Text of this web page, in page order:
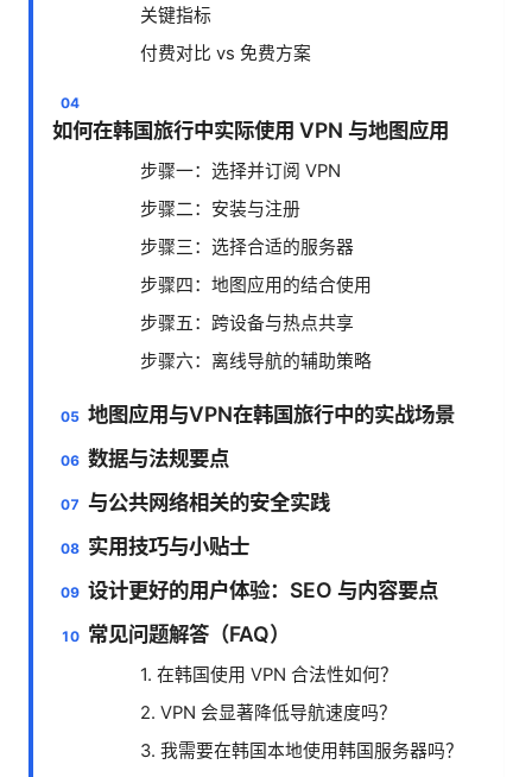
关键指标
付费对比 vs 免费方案
如何在韩国旅行中实际使用 VPN 与地图应用
步骤一：选择并订阅 VPN
步骤二：安装与注册
步骤三：选择合适的服务器
步骤四：地图应用的结合使用
步骤五：跨设备与热点共享
步骤六：离线导航的辅助策略
地图应用与VPN在韩国旅行中的实战场景
数据与法规要点
与公共网络相关的安全实践
实用技巧与小贴士
设计更好的用户体验：SEO 与内容要点
常见问题解答（FAQ）
1. 在韩国使用 VPN 合法性如何？
2. VPN 会显著降低导航速度吗？
3. 我需要在韩国本地使用韩国服务器吗？